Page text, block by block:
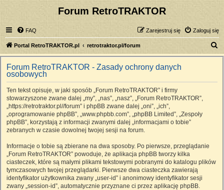
Forum RetroTRAKTOR
FAQ Zaloguj się
Zarejestruj się
Portal RetroTRAKTOR.pl retrotraktor.pl/forum
z
Forum RetroTRAKTOR - Zasady ochrony danych
osobowych
Ten tekst opisuje, w jaki sposób „Forum RetroTRAKTOR” i firmy
stowarzyszone zwane dalej „my”, „nas”, „nasz”, „Forum RetroTRAKTOR”,
„https://retrotraktor.pl//forum” i phpBB zwane dalej „oni”, „ich”,
„oprogramowanie phpBB”, „www.phpbb.com”, „phpBB Limited”, „Zespoły
phpBB”, korzystają z informacji zwanymi dalej „informacjami o tobie”
zebranych w czasie dowolnej twojej sesji na forum.
Informacje o tobie są zbierane na dwa sposoby. Po pierwsze, przeglądanie
„Forum RetroTRAKTOR” powoduje, że aplikacja phpBB tworzy kilka
ciasteczek, które są małymi plikami tekstowymi pobranymi do katalogu plików
tymczasowych twojej przeglądarki. Pierwsze dwa ciasteczka zawierają
identyfikator użytkownika zwany „user-id” i anonimowy identyfikator sesji
zwany „session-id”, automatycznie przyznane ci przez aplikację phpBB.